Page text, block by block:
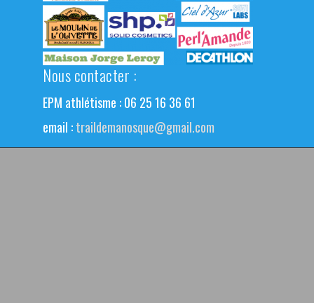
Nous contacter :
EPM athlétisme : 06 25 16 36 61
email :traildemanosque@gmail.com